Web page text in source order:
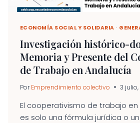
ECONOMÍA SOCIAL Y SOLIDARIA ·
Investigación histórico-
Memoria y Presente del
de Trabajo en Andalucía
Por Emprendimiento colectivo 3
El cooperativismo de trabajo
es solo una fórmula jurídica o